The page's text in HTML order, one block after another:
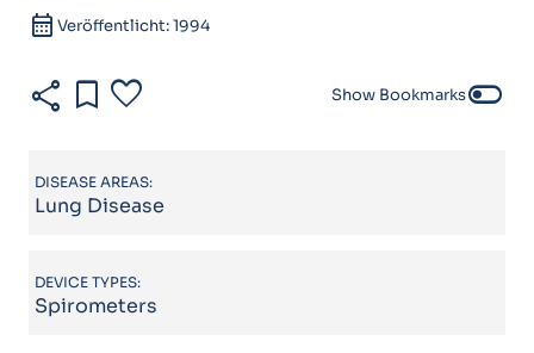
calendar_month Veröffentlicht: 1994
share bookmark favorite Show Bookmarkstoggle_off
DISEASE AREAS:
Lung Disease
DEVICE TYPES:
Spirometers